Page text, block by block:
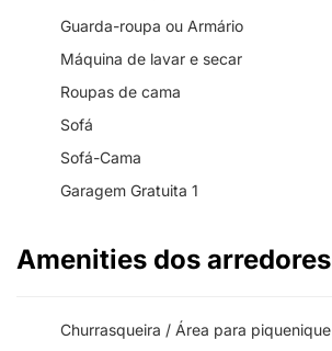
Guarda-roupa ou Armário
Máquina de lavar e secar
Roupas de cama
Sofá
Sofá-Cama
Garagem Gratuita 1
Amenities dos arredores
Churrasqueira / Área para piquenique